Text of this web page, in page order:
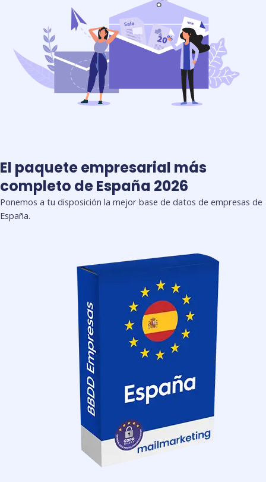
El paquete empresarial más
completo de España 2026
Ponemos a tu disposición la mejor base de datos de empresas de
España.